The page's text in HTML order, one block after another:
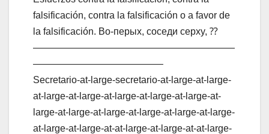
falsificación, contra la falsificación o a favor de
la falsificación. Bo-пepыx, coceди cepxy, ⁇
—————————————————————
—————————————–
Secretario-at-large-secretario-at-large-at-large-
at-large-at-large-at-large-at-large-at-large-at-
large-at-large-at-large-at-large-at-large-at-large-
at-large-at-large-at-at-large-at-large-at-at-large-